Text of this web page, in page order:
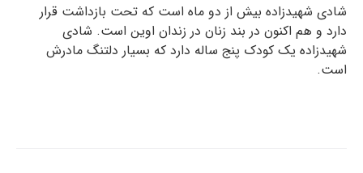
شادی شهیدزاده بیش از دو ماه است که تحت بازداشت قرار
دارد و هم اکنون در بند زنان در زندان اوین است. شادی
شهیدزاده یک کودک پنج ساله دارد که بسیار دلتنگ مادرش
است.